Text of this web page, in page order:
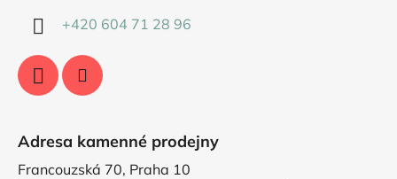
+420 604 71 28 96
Adresa kamenné prodejny
Francouzská 70, Praha 10